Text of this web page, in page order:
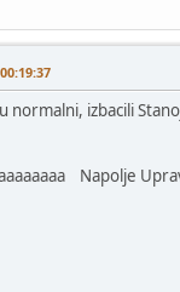
normalni, izbacili
Napolje